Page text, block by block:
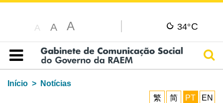
A A A 34°C
Índice
Início
Notícias
繁
简 PT EN